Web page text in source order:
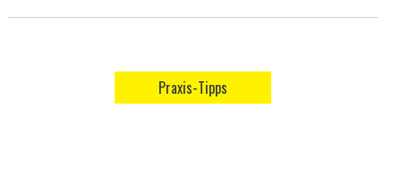
Praxis-Tipps